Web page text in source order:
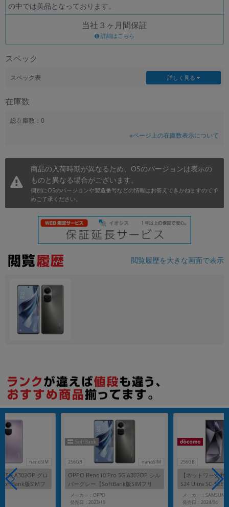
の中では美品となっております。
当社３ヶ月間保証
詳細はこちら
スペック
スペック表 詳しく見る
在庫数
総在庫数：0
※ページ上の在庫数表示について
商品の入荷時期が異なるため、OSのバージョンは表示の
ものと異なる場合がございます。
個別にOSのバージョンや製造番号などの情報はお答えできかねますので予
めご了承ください。
閲覧履歴を大きな画面で表示
nanoSIM
5G A302OP グロ
版SIMフ
256GB nanoSIM
OPPO Reno10 Pro 5G A302OP シル
バーグレー【SoftBank版SIMフリ
ー】
メーカー：OPPO
発売日：2023/10
256GB
【ネットワーク
S24 Ultra SC-52E
バイオレット【
ー】
メーカー：SAMSUNG
発売日：2024/04
OS
メモリ
円 ～ 円
各項目のチェックボックスは「or検索」となります。
ただし機能別のみ「and検索」となります。